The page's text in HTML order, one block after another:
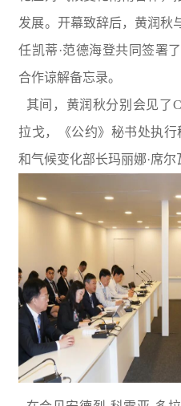
发展。开幕致辞后，黄润秋
任凯蒂·范德海登共同签署
合作谅解备忘录。
其间，黄润秋分别会见了
拉戈，《公约》秘书处执
和气候变化部长玛丽娜·席尔